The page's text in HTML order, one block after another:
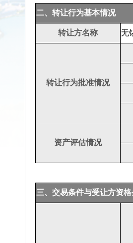
二、转让行为基本情况
转让方名称 无
转让行为批准情况
资产评估情况
三、交易条件与受让方资